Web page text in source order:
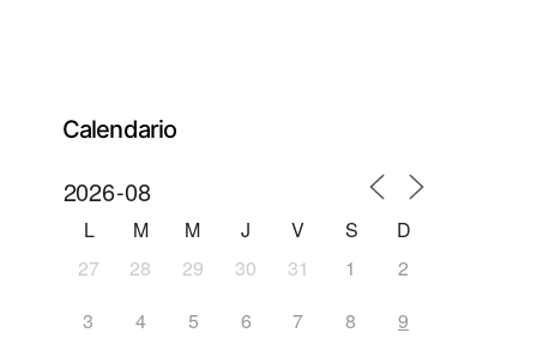
Calendario
L M M J V S
D
27
28 29 30 31 1
2
3
4 5 6 7 8
9